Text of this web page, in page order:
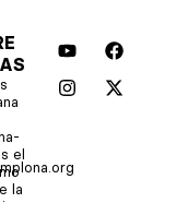
el
la
Y
o
u
t
F
a
c
e
I
n
s
t
a
X
-
t
w